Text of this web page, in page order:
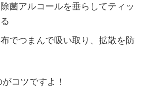
除菌アルコールを垂らしてティッ
布でつまんで吸い取り、拡散を防
コツですよ！